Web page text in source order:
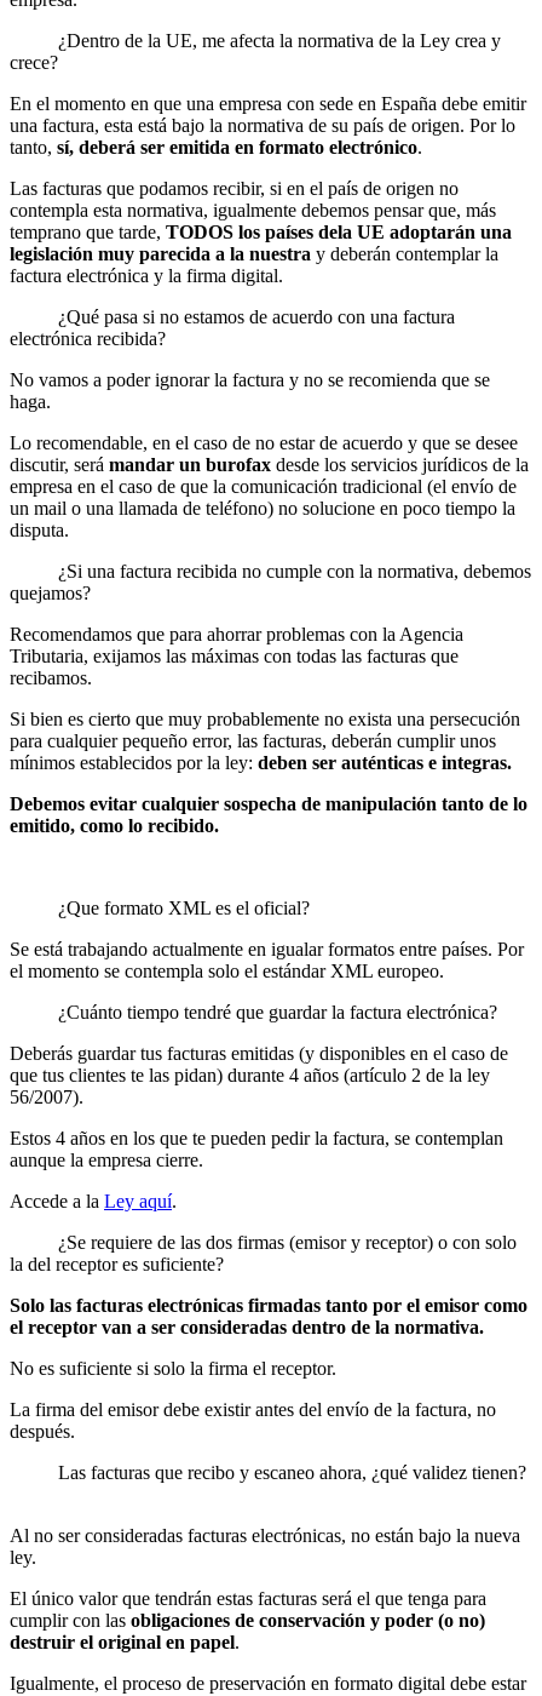
¿Dentro de la UE, me afecta la normativa de la Ley crea y
crece?
En el momento en que una empresa con sede en España debe emitir
una factura, esta está bajo la normativa de su país de origen. Por lo
tanto, sí, deberá ser emitida en formato electrónico.
Las facturas que podamos recibir, si en el país de origen no
contempla esta normativa, igualmente debemos pensar que, más
temprano que tarde, TODOS los países dela UE adoptarán una
legislación muy parecida a la nuestra y deberán contemplar la
factura electrónica y la firma digital.
¿Qué pasa si no estamos de acuerdo con una factura
electrónica recibida?
No vamos a poder ignorar la factura y no se recomienda que se
haga.
Lo recomendable, en el caso de no estar de acuerdo y que se desee
discutir, será mandar un burofax desde los servicios jurídicos de la
empresa en el caso de que la comunicación tradicional (el envío de
un mail o una llamada de teléfono) no solucione en poco tiempo la
disputa.
¿Si una factura recibida no cumple con la normativa, debemos
quejamos?
Recomendamos que para ahorrar problemas con la Agencia
Tributaria, exijamos las máximas con todas las facturas que
recibamos.
Si bien es cierto que muy probablemente no exista una persecución
para cualquier pequeño error, las facturas, deberán cumplir unos
mínimos establecidos por la ley: deben ser auténticas e integras.
Debemos evitar cualquier sospecha de manipulación tanto de lo
emitido, como lo recibido.
¿Que formato XML es el oficial?
Se está trabajando actualmente en igualar formatos entre países. Por
el momento se contempla solo el estándar XML europeo.
¿Cuánto tiempo tendré que guardar la factura electrónica?
Deberás guardar tus facturas emitidas (y disponibles en el caso de
que tus clientes te las pidan) durante 4 años (artículo 2 de la ley
56/2007).
Estos 4 años en los que te pueden pedir la factura, se contemplan
aunque la empresa cierre.
Accede a la Ley aquí.
¿Se requiere de las dos firmas (emisor y receptor) o con solo
la del receptor es suficiente?
Solo las facturas electrónicas firmadas tanto por el emisor como
el receptor van a ser consideradas dentro de la normativa.
No es suficiente si solo la firma el receptor.
La firma del emisor debe existir antes del envío de la factura, no
después.
Las facturas que recibo y escaneo ahora, ¿qué validez tienen?
Al no ser consideradas facturas electrónicas, no están bajo la nueva
ley.
El único valor que tendrán estas facturas será el que tenga para
cumplir con las obligaciones de conservación y poder (o no)
destruir el original en papel.
Igualmente, el proceso de preservación en formato digital debe estar